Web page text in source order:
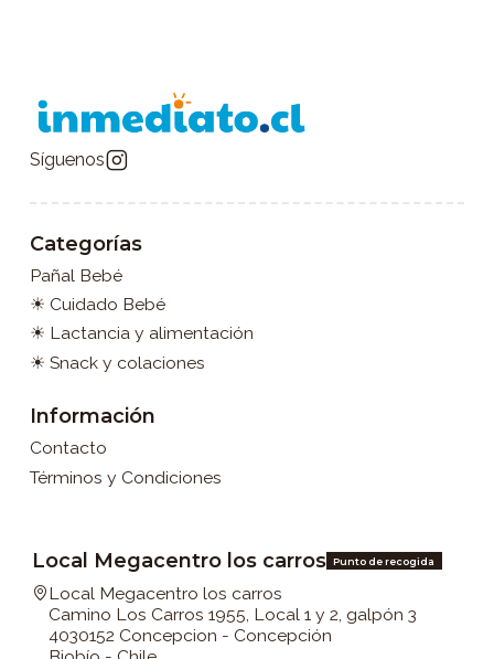
Síguenos
Categorías
Pañal Bebé
☀ Cuidado Bebé
☀ Lactancia y alimentación
☀ Snack y colaciones
Información
Contacto
Términos y Condiciones
Local Megacentro los carros Punto de recogida
Local Megacentro los carros
Camino Los Carros 1955, Local 1 y 2, galpón 3
4030152 Concepcion - Concepción